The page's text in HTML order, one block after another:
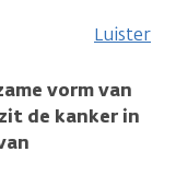
Luister
vorm van
de kanker in